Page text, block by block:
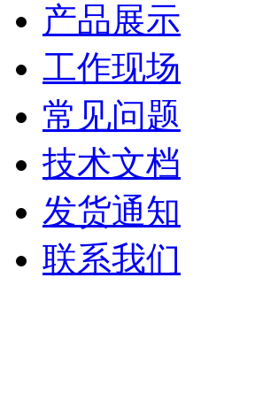
产品展示
工作现场
常见问题
技术文档
发货通知
联系我们